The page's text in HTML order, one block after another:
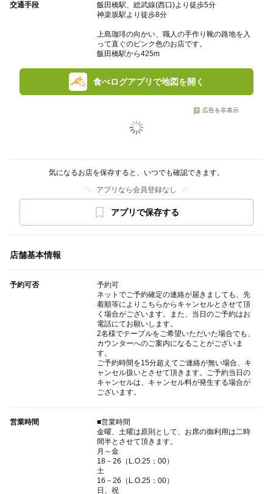
交通手段
飯田橋駅、総武線(西口)より徒歩5分
神楽坂駅より徒歩8分
上島珈琲の向かい、職人の手作り靴の路地を入
って直ぐのピンク色のお店です。
飯田橋駅から425m
食べログアプリで地図を開く
広告を非表示
気になるお店を保存すると、いつでも確認できます。
アプリなら会員登録なし
アプリで保存する
店舗基本情報
予約可否
予約可
ネットでご予約確定の連絡が届きましても、先
着順等によりこちらからキャンセルとさせて頂
く場合がございます。また、当日のご予約はお
電話にてお願いします。
2名様でテーブルをご希望いただいた場合でも、
カウンターへのご案内になることがございま
す。
ご予約時間を15分超えてご連絡が無い場合、キ
ャンセル扱いとさせて頂きます。ご予約当日の
キャンセルは、キャンセル料が発生する場合が
ございます。
営業時間
■営業時間
金曜、土曜は原則として、お席の御利用は二時
間半とさせて頂きます。
月～金
18－26（L.O.25：00）
土
16－26（L.O.25：00）
日、祝